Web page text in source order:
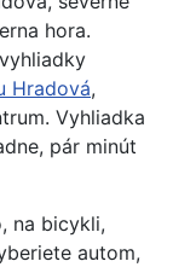
hora.
Hradová,
Vyhliadka
pár minút
na bicykli,
autom,